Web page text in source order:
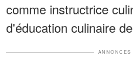
comme instructrice
d'éducation culinaire
ANNONCES